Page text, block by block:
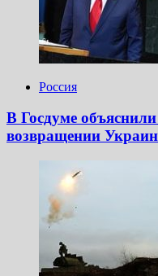
Россия
В Госдуме
возвращении